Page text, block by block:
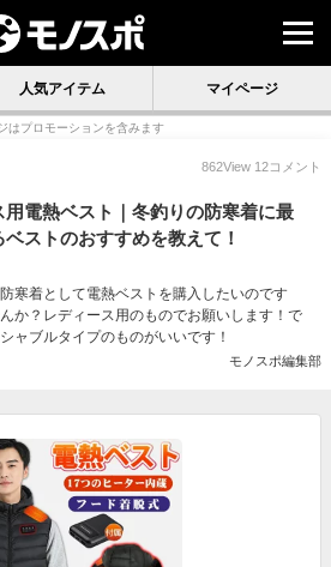
人気アイテム マイページ
はプロモーションを含みます
862View 12コメント
用電熱ベスト｜冬釣りの防寒着に最
ストのおすすめを教えて！
寒着として電熱ベストを購入したいのです
か？レディース用のものでお願いします！で
ャブルタイプのものがいいです！
モノスポ編集部